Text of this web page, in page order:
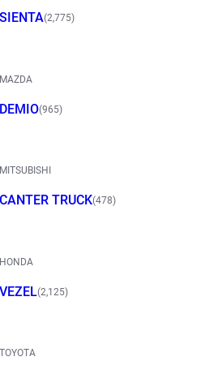
SIENTA(2,775)
MAZDA
DEMIO(965)
MITSUBISHI
CANTER TRUCK(478)
HONDA
VEZEL(2,125)
TOYOTA